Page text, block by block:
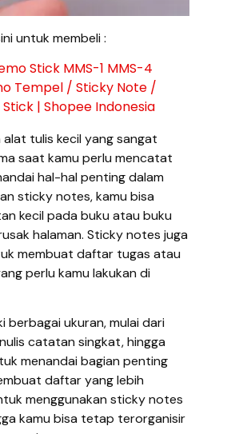
untuk membeli :
Stick MMS-1 MMS-4
Tempel / Sticky Note /
| Shopee Indonesia
tulis kecil yang sangat
saat kamu perlu mencatat
hal-hal penting dalam
sticky notes, kamu bisa
kecil pada buku atau buku
halaman. Sticky notes juga
membuat daftar tugas atau
perlu kamu lakukan di
berbagai ukuran, mulai dari
catatan singkat, hingga
menandai bagian penting
daftar yang lebih
menggunakan sticky notes
kamu bisa tetap terorganisir